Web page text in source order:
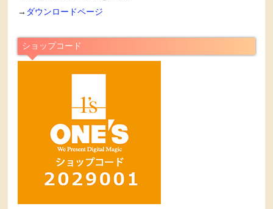
→ ダウンロードページ
ショップコード